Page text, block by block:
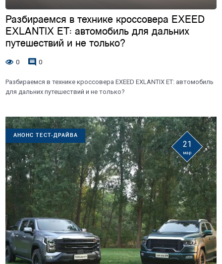
Разбираемся в технике кроссовера EXEED
EXLANTIX ET: автомобиль для дальних
путешествий и не только?
0 0
Разбираемся в технике кроссовера EXEED EXLANTIX ET: автомобиль
для дальних путешествий и не только?
АНОНС ТЕСТ-ДРАЙВА
21
мар